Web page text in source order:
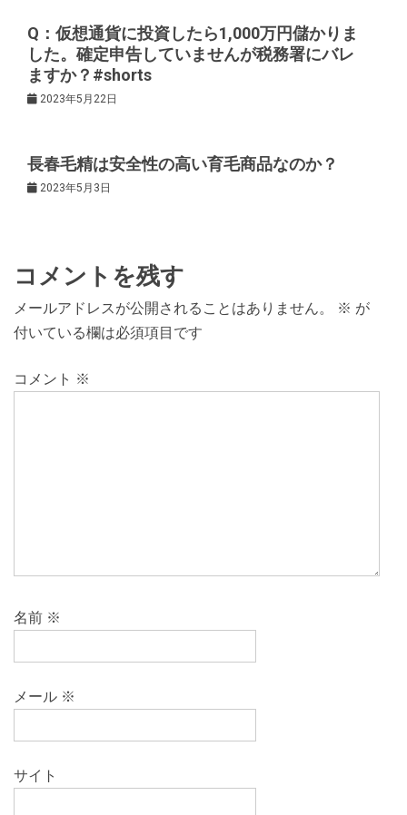
ョ
ン
Q：仮想通貨に投資したら1,000万円儲かりま
した。確定申告していませんが税務署にバレ
ますか？#shorts
2023年5月22日
長春毛精は安全性の高い育毛商品なのか？
2023年5月3日
コメントを残す
メールアドレスが公開されることはありません。 ※ が
付いている欄は必須項目です
コメント ※
名前 ※
メール ※
サイト